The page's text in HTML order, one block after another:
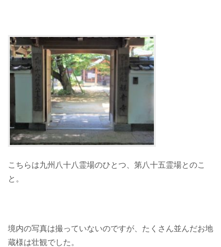
こちらは九州八十八霊場のひとつ、第八十五霊場とのこ
と。
境内の写真は撮っていないのですが、たくさん並んだお地
蔵様は壮観でした。